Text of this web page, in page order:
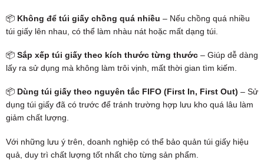
📦 Không để túi giấy chồng quá nhiều – Nếu chồng quá nhiều
túi giấy lên nhau, có thể làm nhàu nát hoặc mất dạng túi.
📦 Sắp xếp túi giấy theo kích thước từng thước– Giúp dễ dàng
lấy ra sử dụng mà không làm trôi vịnh, mất thời gian tìm kiếm.
📦 Dùng túi giấy theo nguyên tắc FIFO (First In, First Out) – Sử
dụng túi giấy đã có trước để tránh trường hợp lưu kho quá lâu làm
giảm chất lượng.
Với những lưu ý trên, doanh nghiệp có thể bảo quản túi giấy hiệu
quả, duy trì chất lượng tốt nhất cho từng sản phẩm.